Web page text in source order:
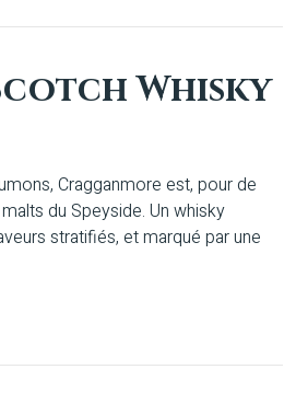
Whisky
Cragganmore est, pour de
du Speyside. Un whisky
stratifiés, et marqué par une